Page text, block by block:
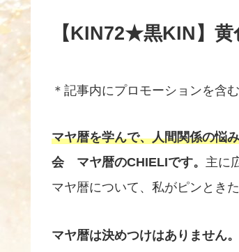
【KIN72★黒KIN】
＊記事内にプロモーションを含
マヤ暦を学んで、人間関係の悩
会 マヤ暦のCHIELIです。 主に
マヤ暦について、私がピンとき
マヤ暦は決めつけはありません。